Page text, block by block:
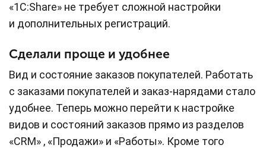
«1С:Share» не требует сложной настройки
и дополнительных регистраций.
Сделали проще и удобнее
Вид и состояние заказов покупателей. Работать
с заказами покупателей и заказ-нарядами стало
удобнее. Теперь можно перейти к настройке
видов и состояний заказов прямо из разделов
«CRM» , «Продажи» и «Работы». Кроме того